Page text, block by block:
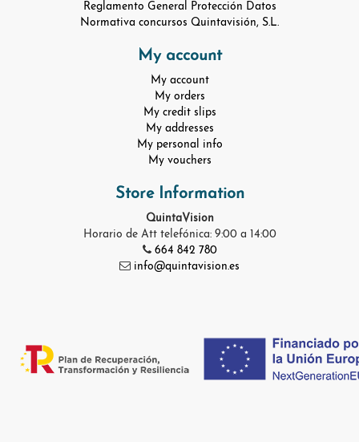
Reglamento General Protección Datos
Normativa concursos Quintavisión, S.L.
My account
My account
My orders
My credit slips
My addresses
My personal info
My vouchers
Store Information
QuintaVision
Horario de Att telefónica: 9:00 a 14:00
664 842 780
info@quintavision.es